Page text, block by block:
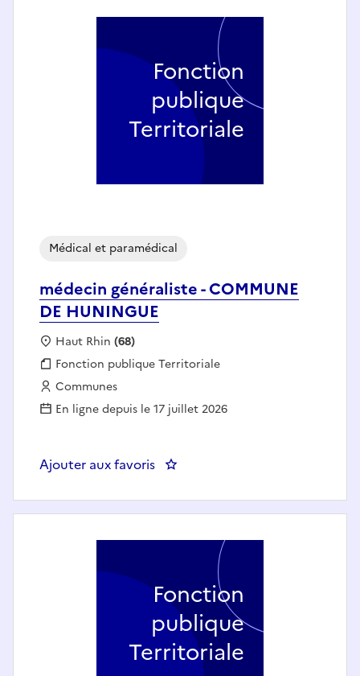
médecin généraliste - COMMUNE
DE HUNINGUE
Médical et paramédical
Localisation :
Haut Rhin (68)
Fonction publique :
Fonction publique Territoriale
Employeur :
Communes
En ligne depuis le 17 juillet 2026
Ajouter aux favoris : médecin généraliste -
Fonction
publique
Territoriale
Fonction
publique
Territoriale